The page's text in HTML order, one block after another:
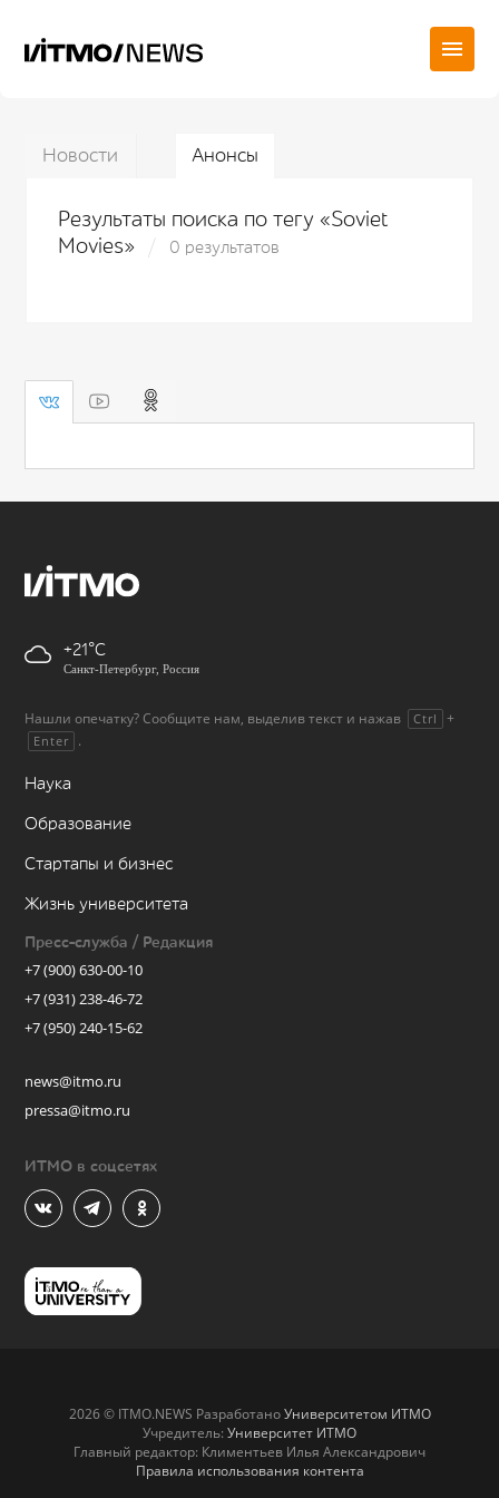
Новости Анонсы
Результаты поиска по тегу «Soviet
Movies»
0 результатов
+21
Санкт-Петербург, Россия
Нашли опечатку? Сообщите нам, выделив текст и нажав Ctrl +
Enter .
Наука
Образование
Стартапы и бизнес
Жизнь университета
Пресс-служба / Редакция
+7 (900) 630-00-10
+7 (931) 238-46-72
+7 (950) 240-15-62
news@itmo.ru
pressa@itmo.ru
ИТМО в соцсетях
2026 © ITMO.NEWS РазработаноУниверситетом ИТМО
Учредитель: Университет ИТМО
Главный редактор: Климентьев Илья Александрович
Правила использования контента